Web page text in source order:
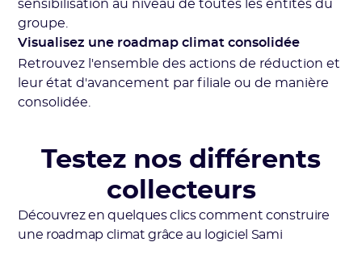
sensibilisation au niveau de toutes les entités du
groupe.
Visualisez une roadmap climat consolidée
Retrouvez l'ensemble des actions de réduction et
leur état d'avancement par filiale ou de manière
consolidée.
Testez nos différents
collecteurs
Découvrez en quelques clics comment construire
une roadmap climat grâce au logiciel Sami